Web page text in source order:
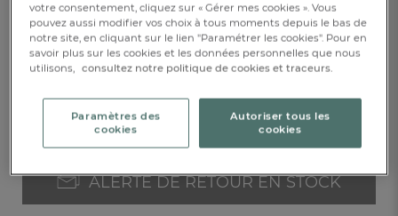
FR DE
15x21cm
CHF. 7.-
ALERTE DE RETOUR EN STOCK
votre consentement, cliquez sur « Gérer mes cookies ». Vous
pouvez aussi modifier vos choix à tous moments depuis le bas de
notre site, en cliquant sur le lien "Paramétrer les cookies". Pour en
savoir plus sur les cookies et les données personnelles que nous
utilisons, consultez notre politique de cookies et traceurs.
Paramètres des
cookies
Autoriser tous les
cookies